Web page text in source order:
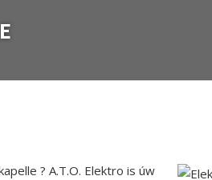
? A.T.O. Elektro is úw